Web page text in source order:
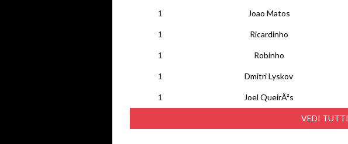
VEDI TUTTI
1 Joao Matos
1 Ricardinho
1 Robinho
1 Dmitri Lyskov
1 Joel QueirÃ²s